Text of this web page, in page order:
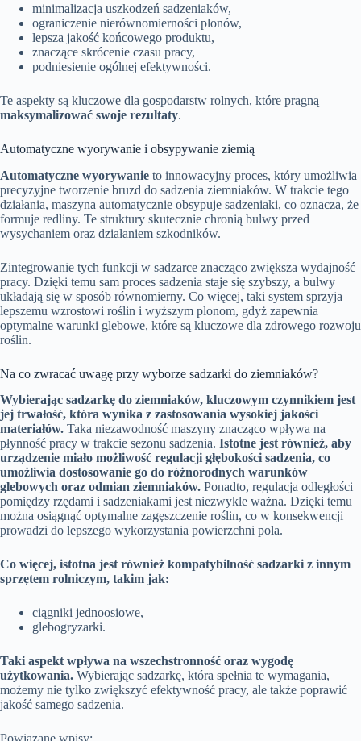
minimalizacja uszkodzeń sadzeniaków,
ograniczenie nierównomierności plonów,
lepsza jakość końcowego produktu,
znaczące skrócenie czasu pracy,
podniesienie ogólnej efektywności.
Te aspekty są kluczowe dla gospodarstw rolnych, które pragną
maksymalizować swoje rezultaty.
Automatyczne wyorywanie i obsypywanie ziemią
Automatyczne wyorywanie to innowacyjny proces, który umożliwia
precyzyjne tworzenie bruzd do sadzenia ziemniaków. W trakcie tego
działania, maszyna automatycznie obsypuje sadzeniaki, co oznacza, że
formuje redliny. Te struktury skutecznie chronią bulwy przed
wysychaniem oraz działaniem szkodników.
Zintegrowanie tych funkcji w sadzarce znacząco zwiększa wydajność
pracy. Dzięki temu sam proces sadzenia staje się szybszy, a bulwy
układają się w sposób równomierny. Co więcej, taki system sprzyja
lepszemu wzrostowi roślin i wyższym plonom, gdyż zapewnia
optymalne warunki glebowe, które są kluczowe dla zdrowego rozwoju
roślin.
Na co zwracać uwagę przy wyborze sadzarki do ziemniaków?
Wybierając sadzarkę do ziemniaków, kluczowym czynnikiem jest
jej trwałość, która wynika z zastosowania wysokiej jakości
materiałów. Taka niezawodność maszyny znacząco wpływa na
płynność pracy w trakcie sezonu sadzenia. Istotne jest również, aby
urządzenie miało możliwość regulacji głębokości sadzenia, co
umożliwia dostosowanie go do różnorodnych warunków
glebowych oraz odmian ziemniaków. Ponadto, regulacja odległości
pomiędzy rzędami i sadzeniakami jest niezwykle ważna. Dzięki temu
można osiągnąć optymalne zagęszczenie roślin, co w konsekwencji
prowadzi do lepszego wykorzystania powierzchni pola.
Co więcej, istotna jest również kompatybilność sadzarki z innym
sprzętem rolniczym, takim jak:
ciągniki jednoosiowe,
glebogryzarki.
Taki aspekt wpływa na wszechstronność oraz wygodę
użytkowania. Wybierając sadzarkę, która spełnia te wymagania,
możemy nie tylko zwiększyć efektywność pracy, ale także poprawić
jakość samego sadzenia.